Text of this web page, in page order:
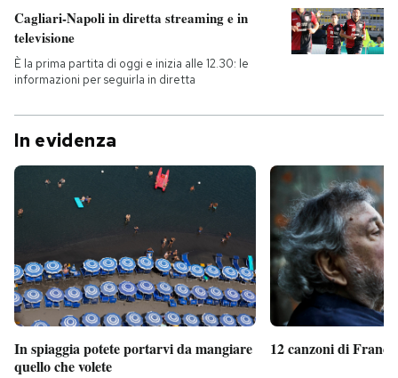
Cagliari-Napoli in diretta streaming e in
televisione
È la prima partita di oggi e inizia alle 12.30: le
informazioni per seguirla in diretta
In evidenza
In spiaggia potete portarvi da mangiare
quello che volete
12 canzoni di